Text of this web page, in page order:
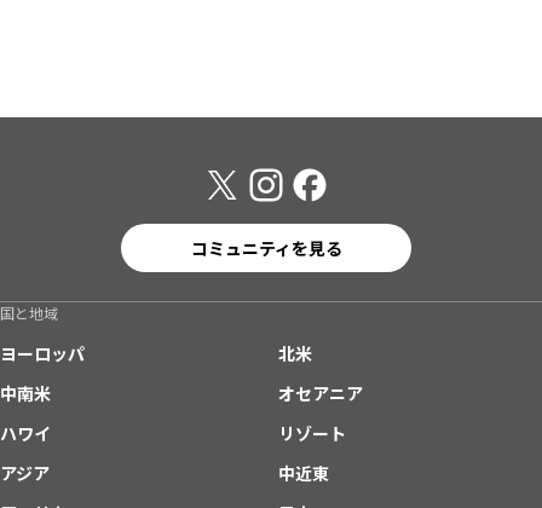
コミュニティを見る
国と地域
ヨーロッパ
北米
中南米
オセアニア
ハワイ
リゾート
アジア
中近東